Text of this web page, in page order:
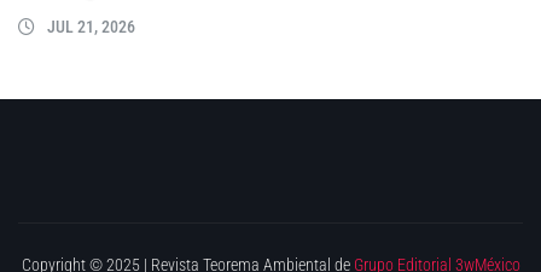
JUL 21, 2026
Copyright © 2025 | Revista Teorema Ambiental de Grupo Editorial 3wMéxico